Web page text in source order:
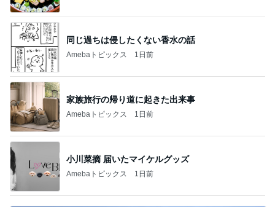
同じ過ちは侵したくない香水の話
Amebaトピックス 1日前
家族旅行の帰り道に起きた出来事
Amebaトピックス 1日前
小川菜摘 届いたマイケルグッズ
Amebaトピックス 1日前